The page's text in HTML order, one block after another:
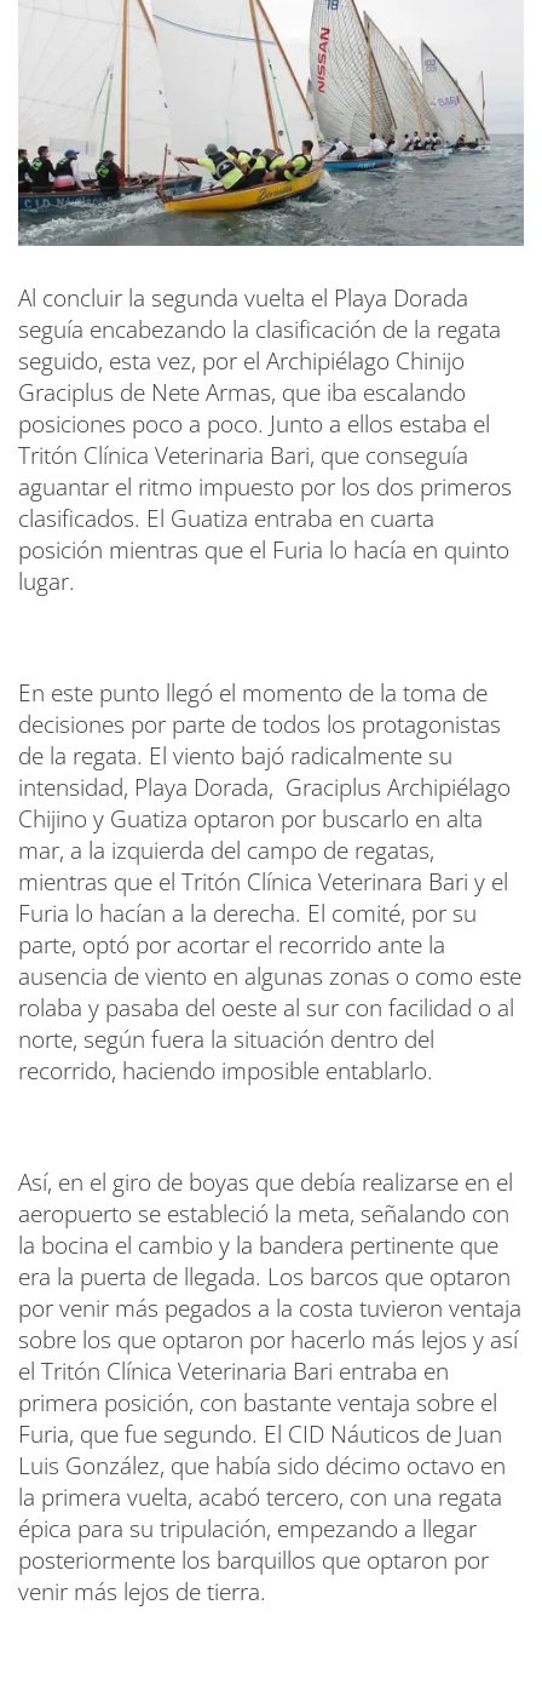
Al concluir la segunda vuelta el Playa Dorada
seguía encabezando la clasificación de la regata
seguido, esta vez, por el Archipiélago Chinijo
Graciplus de Nete Armas, que iba escalando
posiciones poco a poco. Junto a ellos estaba el
Tritón Clínica Veterinaria Bari, que conseguía
aguantar el ritmo impuesto por los dos primeros
clasificados. El Guatiza entraba en cuarta
posición mientras que el Furia lo hacía en quinto
lugar.
En este punto llegó el momento de la toma de
decisiones por parte de todos los protagonistas
de la regata. El viento bajó radicalmente su
intensidad, Playa Dorada, Graciplus Archipiélago
Chijino y Guatiza optaron por buscarlo en alta
mar, a la izquierda del campo de regatas,
mientras que el Tritón Clínica Veterinara Bari y el
Furia lo hacían a la derecha. El comité, por su
parte, optó por acortar el recorrido ante la
ausencia de viento en algunas zonas o como este
rolaba y pasaba del oeste al sur con facilidad o al
norte, según fuera la situación dentro del
recorrido, haciendo imposible entablarlo.
Así, en el giro de boyas que debía realizarse en el
aeropuerto se estableció la meta, señalando con
la bocina el cambio y la bandera pertinente que
era la puerta de llegada. Los barcos que optaron
por venir más pegados a la costa tuvieron ventaja
sobre los que optaron por hacerlo más lejos y así
el Tritón Clínica Veterinaria Bari entraba en
primera posición, con bastante ventaja sobre el
Furia, que fue segundo. El CID Náuticos de Juan
Luis González, que había sido décimo octavo en
la primera vuelta, acabó tercero, con una regata
épica para su tripulación, empezando a llegar
posteriormente los barquillos que optaron por
venir más lejos de tierra.